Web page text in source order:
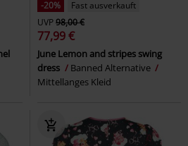
-20%
Fast ausverkauft
UVP98,00 €
77,99 €
June Lemon and stripes swing
dress
Banned Alternative
Mittellanges Kleid